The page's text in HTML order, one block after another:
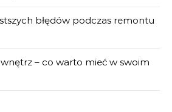
błędów podczas remontu
– co warto mieć w swoim